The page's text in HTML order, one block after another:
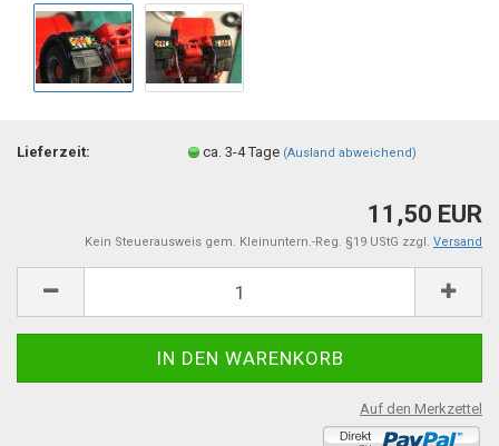
Lieferzeit: ca. 3-4 Tage (Ausland abweichend)
11,50 EUR
Kein Steuerausweis gem. Kleinuntern.-Reg. §19 UStG zzgl. Versand
Auf den Merkzettel